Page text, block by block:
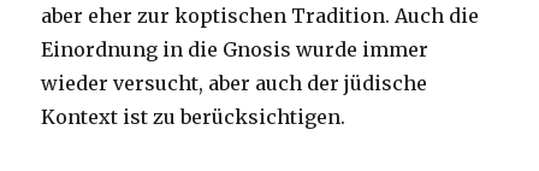
aber eher zur koptischen Tradition. Auch die
Einordnung in die Gnosis wurde immer
wieder versucht, aber auch der jüdische
Kontext ist zu berücksichtigen.